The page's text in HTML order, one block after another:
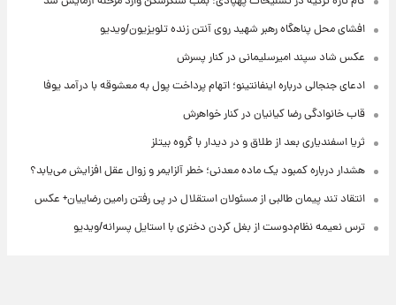
افشای محل پناهگاه‌ رهبر شهید روی آنتن زنده تلویزیون/ویدیو
عکس شاد سپند امیرسلیمانی در کنار پسرش
ادعای جنجالی درباره اینفانتینو؛ اتهام پرداخت پول به معشوقه با درآمد یوفا
قاب خانوادگی رضا کیانیان در کنار خواهرش
ثریا اسفندیاری بعد از طلاق و در دیدار با گروه بیتلز
هشدار درباره کمبود یک ماده معدنی؛ خطر آلزایمر و زوال عقل افزایش می‌یابد؟
انتقاد تند پیمان طالبی از مسئولان استقلال در پی رفتن رامین رضاییان+ عکس
ترس نعیمه نظام‌دوست از بغل کردن دختری با استایل پسرانه/ویدیو